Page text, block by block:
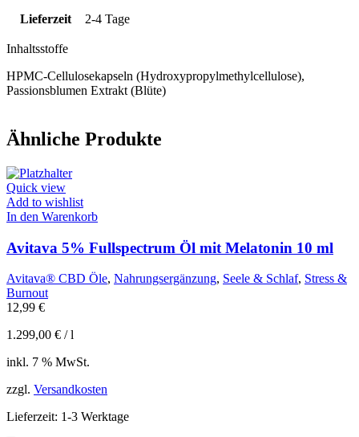
Lieferzeit 2-4 Tage
Inhaltsstoffe
HPMC-Cellulosekapseln (Hydroxypropylmethylcellulose),
Passionsblumen Extrakt (Blüte)
Ähnliche Produkte
Quick view
Add to wishlist
In den Warenkorb
Avitava 5% Fullspectrum Öl mit Melatonin 10 ml
Avitava® CBD Öle, Nahrungsergänzung, Seele & Schlaf, Stress &
Burnout
12,99 €
1.299,00 € /l
inkl. 7 % MwSt.
zzgl. Versandkosten
Lieferzeit: 1-3 Werktage